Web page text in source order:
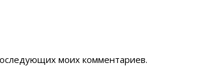
моих комментариев.